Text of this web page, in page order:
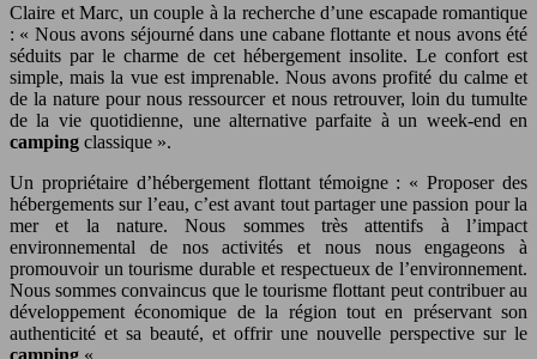
Claire et Marc, un couple à la recherche d’une escapade romantique
: « Nous avons séjourné dans une cabane flottante et nous avons été
séduits par le charme de cet hébergement insolite. Le confort est
simple, mais la vue est imprenable. Nous avons profité du calme et
de la nature pour nous ressourcer et nous retrouver, loin du tumulte
de la vie quotidienne, une alternative parfaite à un week-end en
camping classique ».
Un propriétaire d’hébergement flottant témoigne : « Proposer des
hébergements sur l’eau, c’est avant tout partager une passion pour la
mer et la nature. Nous sommes très attentifs à l’impact
environnemental de nos activités et nous nous engageons à
promouvoir un tourisme durable et respectueux de l’environnement.
Nous sommes convaincus que le tourisme flottant peut contribuer au
développement économique de la région tout en préservant son
authenticité et sa beauté, et offrir une nouvelle perspective sur le
camping « .